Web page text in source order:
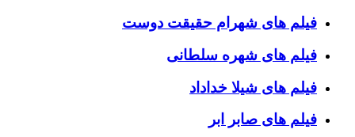
فیلم های شهرام حقیقت دوست
فیلم های شهره سلطانی
فیلم های شیلا خداداد
فیلم های صابر ابر